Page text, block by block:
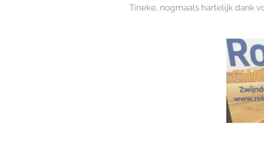
Tineke, nogmaals hartelijk dank